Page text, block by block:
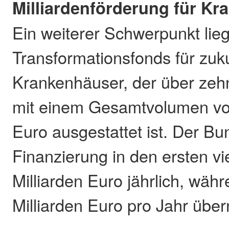
Milliardenförderung für
Ein weiterer Schwerpunkt
Transformationsfonds für
Krankenhäuser, der über
mit einem Gesamtvolumen
Euro ausgestattet ist. Der
Finanzierung in den ersten
Milliarden Euro jährlich,
Milliarden Euro pro Jahr